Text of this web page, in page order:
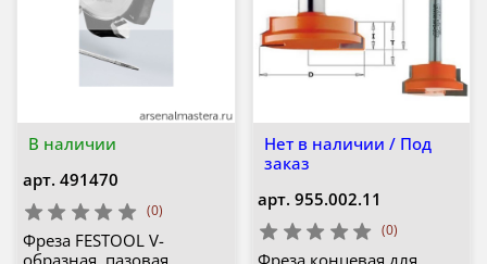
В наличии
арт. 491470
(0)
Фреза FESTOOL V-
Нет в наличии / Под
заказ
арт. 955.002.11
(0)